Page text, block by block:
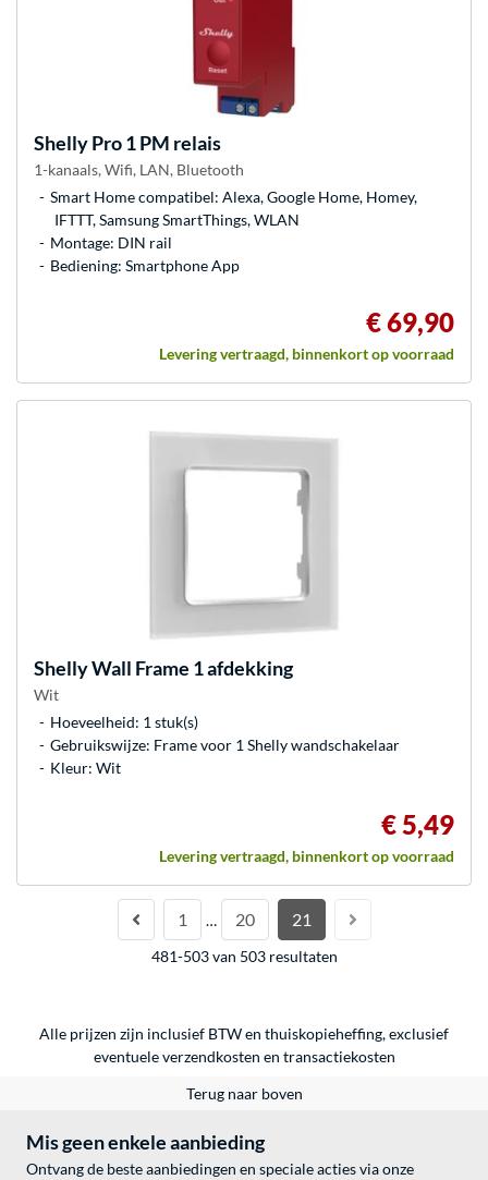
ShellyPro 1 PM relais
1-kanaals, Wifi, LAN, Bluetooth
Smart Home compatibel: Alexa, Google Home, Homey,
IFTTT, Samsung SmartThings, WLAN
Montage: DIN rail
Bediening: Smartphone App
€ 69,90
Levering vertraagd, binnenkort op voorraad
ShellyWall Frame 1 afdekking
Wit
Hoeveelheid: 1 stuk(s)
Gebruikswijze: Frame voor 1 Shelly wandschakelaar
Kleur: Wit
€ 5,49
Levering vertraagd, binnenkort op voorraad
1 … 20 21
481-503 van 503 resultaten
Alle prijzen zijn inclusief BTW en thuiskopieheffing, exclusief
eventueleverzendkosten en transactiekosten
Terug naar boven
Mis geen enkele aanbieding
Ontvang de beste aanbiedingen en speciale acties via onze